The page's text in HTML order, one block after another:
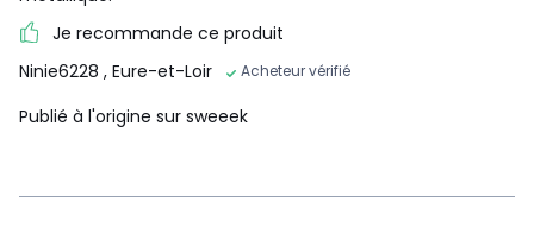
Je recommande ce produit
Ninie6228 , Eure-et-Loir Acheteur vérifié
Publié à l'origine sur sweeek